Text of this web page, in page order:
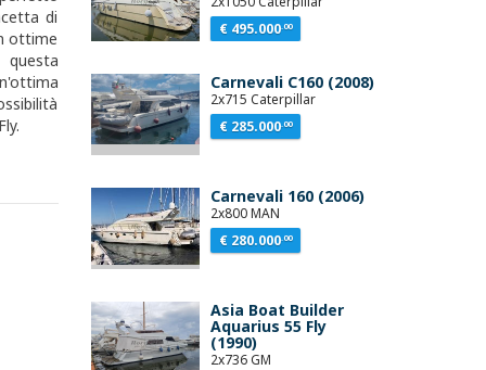
di
ottime
questa
€ 495.000.00
Carnevali C160 (2008)
2x715 Caterpillar
€ 285.000.00
Carnevali 160 (2006)
2x800 MAN
€ 280.000.00
Asia Boat Builder
Aquarius 55 Fly
(1990)
2x736 GM